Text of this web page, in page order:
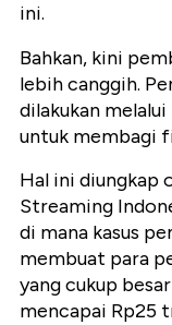
ini.
Bahkan, kini
lebih canggih.
dilakukan
untuk membagi
Hal ini diungkap
Streaming
di mana kasus
membuat para
yang cukup
mencapai Rp25